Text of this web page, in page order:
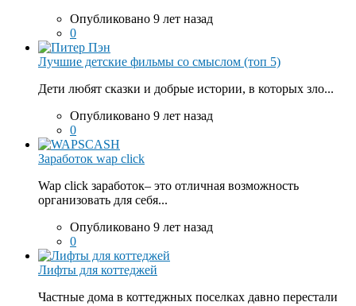
Опубликовано 9 лет назад
0
Лучшие детские фильмы со смыслом (топ 5)
Дети любят сказки и добрые истории, в которых зло...
Опубликовано 9 лет назад
0
Заработок wap click
Wap click заработок– это отличная возможность
организовать для себя...
Опубликовано 9 лет назад
0
Лифты для коттеджей
Частные дома в коттеджных поселках давно перестали